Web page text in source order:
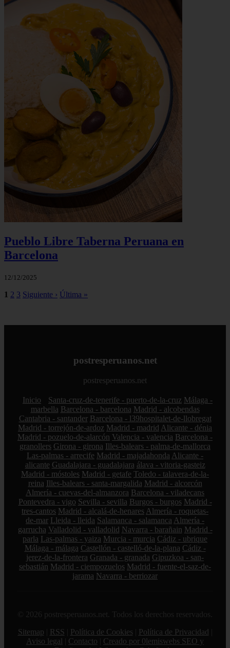
Pueblo Libre Taberna Peruana en
Barcelona
12/12/2025
1 2 3 Siguiente › Última »
postresperuanos.net
postresperuanos.net
Inicio Santa-cruz-de-tenerife - puerto-de-la-cruz Málaga -
marbella Barcelona - barcelona Madrid - alcobendas
Cantabria - santander Barcelona - l39hospitalet-de-llobregat
Madrid - torrejón-de-ardoz Madrid - madrid Alicante - dénia
Madrid - pozuelo-de-alarcón Valencia - valencia Barcelona -
granollers Girona - girona Illes-balears - palma-de-mallorca
Las-palmas - arrecife Madrid - majadahonda Alicante -
alicante Guadalajara - guadalajara álava - vitoria-gasteiz
Madrid - móstoles Madrid - getafe Toledo - talavera-de-la-
reina Illes-balears - santa-margalida Madrid - alcorcón
Almería - cuevas-del-almanzora Barcelona - viladecans
Pontevedra - vigo Sevilla - sevilla Burgos - burgos Madrid -
tres-cantos Madrid - alcalá-de-henares Almería - roquetas-
de-mar Lleida - lleida Salamanca - salamanca Almería -
garrucha Valladolid - valladolid Navarra - barañain Madrid -
parla Las-palmas - yaiza Murcia - murcia Cádiz - ubrique
Málaga - málaga Castellón - castelló-de-la-plana Cádiz -
jerez-de-la-frontera Granada - granada Gipuzkoa - san-
sebastián Madrid - ciempozuelos Madrid - fuente-el-saz-de-
jarama Navarra - berriozar
© 2026 postresperuanos.net. Todos los derechos reservados.
Sitemap
RSS Política de Cookies Política de Privacidad
Aviso legal
Contacto
Creado por 0lemiswebs SEO y